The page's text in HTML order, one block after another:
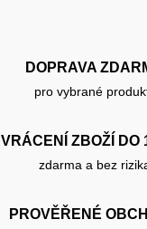
DOPRAVA
pro vybrané
VRÁCENÍ ZBOŽÍ DO
zdarma a bez
PROVĚŘENÉ